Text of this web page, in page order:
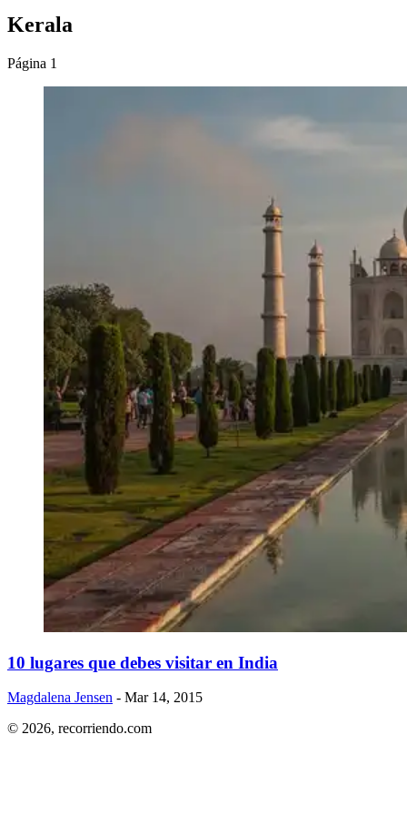
Kerala
Página 1
​10 lugares que debes visitar en India
Magdalena Jensen - Mar 14, 2015
© 2026, recorriendo.com